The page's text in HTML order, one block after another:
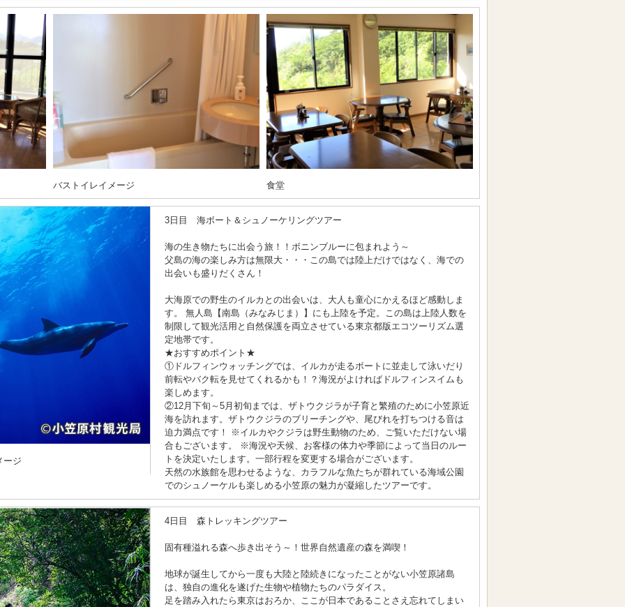
バストイレイメージ 食堂
ージ
3日目 海ボート＆シュノーケリングツアー
海の生き物たちに出会う旅！！ボニンブルーに包まれよう～
父島の海の楽しみ方は無限大・・・この島では陸上だけではなく、海での
出会いも盛りだくさん！
大海原での野生のイルカとの出会いは、大人も童心にかえるほど感動しま
す。 無人島【南島（みなみじま）】にも上陸を予定。この島は上陸人数を
制限して観光活用と自然保護を両立させている東京都版エコツーリズム選
定地帯です。
★おすすめポイント★
①ドルフィンウォッチングでは、イルカが走るボートに並走して泳いだり
前転やバク転を見せてくれるかも！？海況がよければドルフィンスイムも
楽しめます。
②12月下旬～5月初旬までは、ザトウクジラが子育と繁殖のために小笠原近
海を訪れます。ザトウクジラのブリーチングや、尾びれを打ちつける音は
迫力満点です！ ※イルカやクジラは野生動物のため、ご覧いただけない場
合もございます。 ※海況や天候、お客様の体力や季節によって当日のルー
トを決定いたします。一部行程を変更する場合がございます。
天然の水族館を思わせるような、カラフルな魚たちが群れている海域公園
でのシュノーケルも楽しめる小笠原の魅力が凝縮したツアーです。
4日目 森トレッキングツアー
固有種溢れる森へ歩き出そう～！世界自然遺産の森を満喫！
地球が誕生してから一度も大陸と陸続きになったことがない小笠原諸島
は、独自の進化を遂げた生物や植物たちのパラダイス。
足を踏み入れたら東京はおろか、ここが日本であることさえ忘れてしまい